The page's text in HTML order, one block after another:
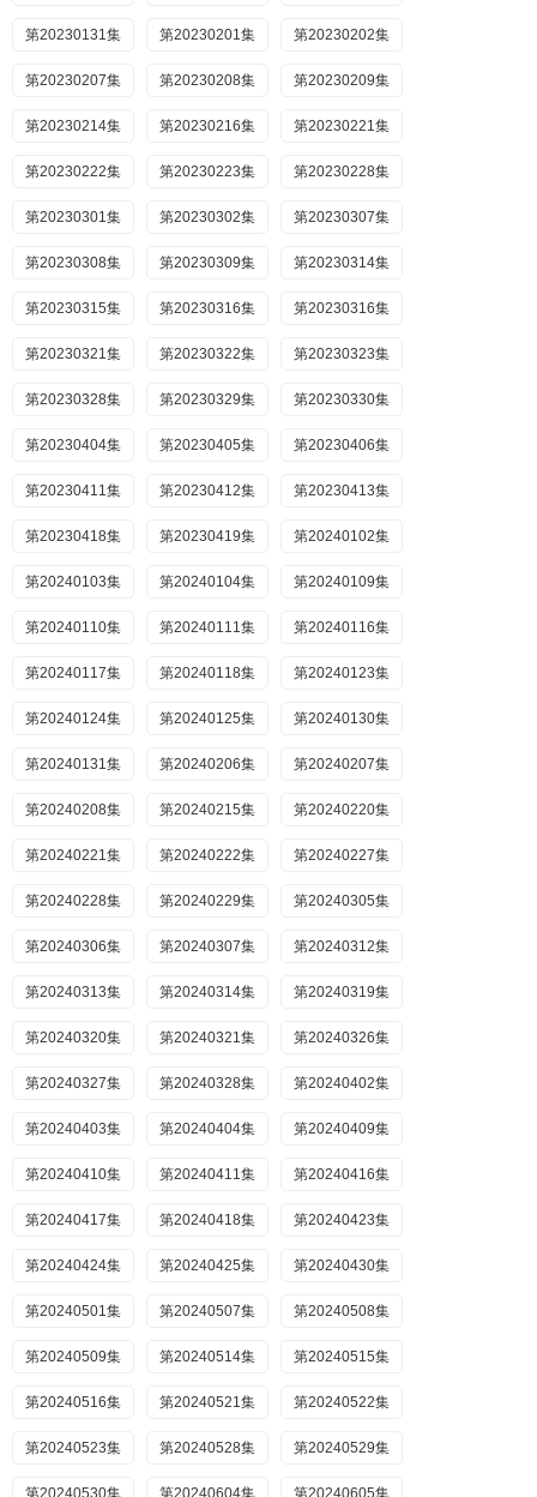
第20230131集 第20230201集 第20230202集
第20230207集 第20230208集 第20230209集
第20230214集 第20230216集 第20230221集
第20230222集 第20230223集 第20230228集
第20230301集 第20230302集 第20230307集
第20230308集 第20230309集 第20230314集
第20230315集 第20230316集 第20230316集
第20230321集 第20230322集 第20230323集
第20230328集 第20230329集 第20230330集
第20230404集 第20230405集 第20230406集
第20230411集 第20230412集 第20230413集
第20230418集 第20230419集 第20240102集
第20240103集 第20240104集 第20240109集
第20240110集 第20240111集 第20240116集
第20240117集 第20240118集 第20240123集
第20240124集 第20240125集 第20240130集
第20240131集 第20240206集 第20240207集
第20240208集 第20240215集 第20240220集
第20240221集 第20240222集 第20240227集
第20240228集 第20240229集 第20240305集
第20240306集 第20240307集 第20240312集
第20240313集 第20240314集 第20240319集
第20240320集 第20240321集 第20240326集
第20240327集 第20240328集 第20240402集
第20240403集 第20240404集 第20240409集
第20240410集 第20240411集 第20240416集
第20240417集 第20240418集 第20240423集
第20240424集 第20240425集 第20240430集
第20240501集 第20240507集 第20240508集
第20240509集 第20240514集 第20240515集
第20240516集 第20240521集 第20240522集
第20240523集 第20240528集 第20240529集
第20240530集 第20240604集 第20240605集